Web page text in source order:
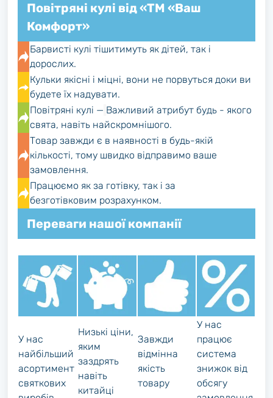
Повітряні кулі від «ТМ «Ваш
Комфорт»
Барвисті кулі тішитимуть як дітей, так і
дорослих.
Кульки якісні і міцні, вони не порвуться доки ви
будете їх надувати.
Повітряні кулі — Важливий атрибут будь - якого
свята, навіть найскромнішого.
Товар завжди є в наявності в будь-якій
кількості, тому швидко відправимо ваше
замовлення.
Працюємо як за готівку, так і за
безготівковим розрахунком.
Переваги нашої компанії
У нас
найбільший
асортимент
святкових
Низькі ціни,
яким
заздрять
навіть
китайці
Завжди
відмінна
якість
товару
У нас
працює
система
знижок від
обсягу